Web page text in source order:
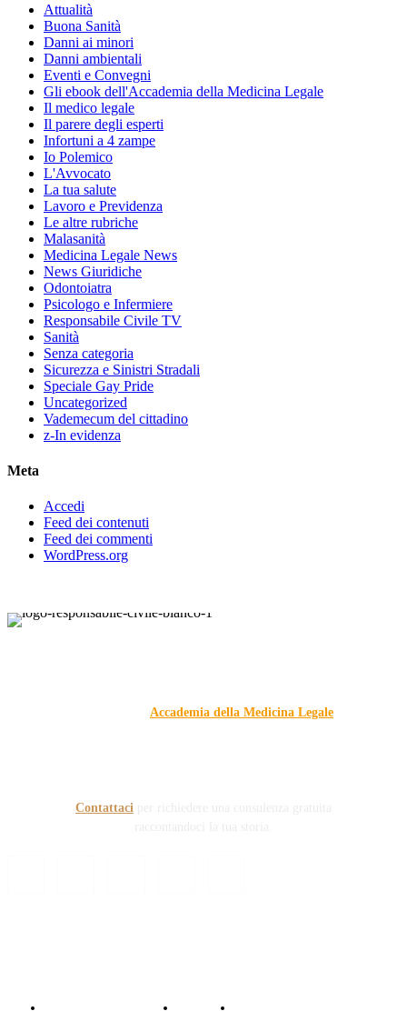
Attualità
Buona Sanità
Danni ai minori
Danni ambientali
Eventi e Convegni
Gli ebook dell'Accademia della Medicina Legale
Il medico legale
Il parere degli esperti
Infortuni a 4 zampe
Io Polemico
L'Avvocato
La tua salute
Lavoro e Previdenza
Le altre rubriche
Malasanità
Medicina Legale News
News Giuridiche
Odontoiatra
Psicologo e Infermiere
Responsabile Civile TV
Sanità
Senza categoria
Sicurezza e Sinistri Stradali
Speciale Gay Pride
Uncategorized
Vademecum del cittadino
z-In evidenza
Meta
Accedi
Feed dei contenuti
Feed dei commenti
WordPress.org
Accademia della Medicina Legale
Contattaci